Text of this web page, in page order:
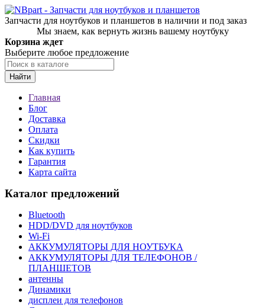
Запчасти для ноутбуков и планшетов в наличии и под заказ
Мы знаем, как вернуть жизнь вашему ноутбуку
Корзина ждет
Выберите любое предложение
Найти
Главная
Блог
Доставка
Оплата
Скидки
Как купить
Гарантия
Карта сайта
Каталог предложений
Bluetooth
HDD/DVD для ноутбуков
Wi-Fi
АККУМУЛЯТОРЫ ДЛЯ НОУТБУКА
АККУМУЛЯТОРЫ ДЛЯ ТЕЛЕФОНОВ /
ПЛАНШЕТОВ
антенны
Динамики
дисплеи для телефонов